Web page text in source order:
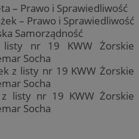
– Prawo i Sprawiedliwość
– Prawo i Sprawiedliwość
Samorządność
listy nr 19 KWW Żorskie
Socha
z listy nr 19 KWW Żorskie
Socha
listy nr 19 KWW Żorskie
Socha